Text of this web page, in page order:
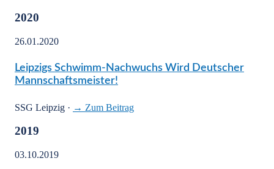
2020
26.01.2020
Leipzigs Schwimm-Nachwuchs Wird Deutscher
Mannschaftsmeister!
SSG Leipzig · → Zum Beitrag
2019
03.10.2019